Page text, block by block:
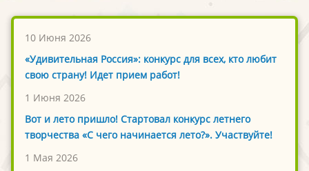
10 Июня 2026
«Удивительная Россия»: конкурс для всех, кто любит
свою страну! Идет прием работ!
1 Июня 2026
Вот и лето пришло! Стартовал конкурс летнего
творчества «С чего начинается лето?». Участвуйте!
1 Мая 2026